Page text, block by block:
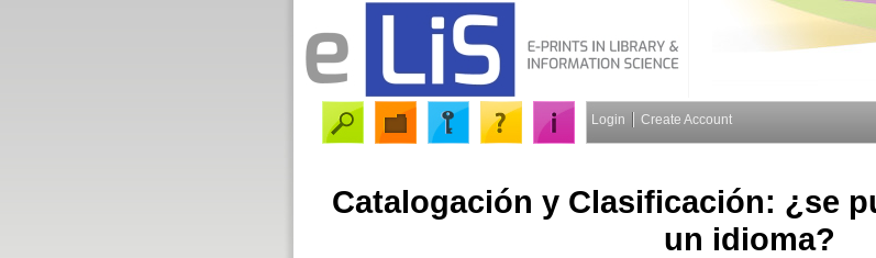
Login Create Account
Catalogación y Clasificación: ¿se
un idioma?